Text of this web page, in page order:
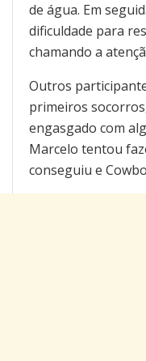
de água. Em
dificuldade para
chamando a
Outros
primeiros
engasgado com
Marcelo tentou
conseguiu e